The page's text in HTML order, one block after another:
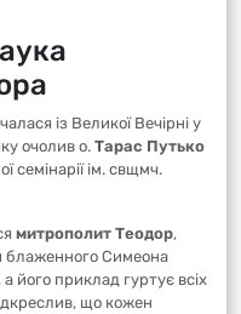
із Великої Вечірні у
очолив о.Тарас Путько
семінарії ім. свщмч.
митрополит Теодор,
блаженного Симеона
його приклад гуртує всіх
що кожен